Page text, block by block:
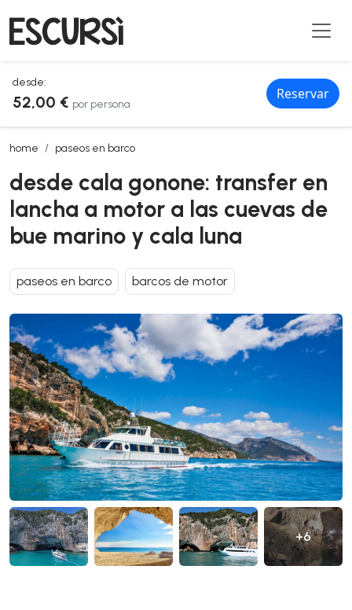
desde:
52,00 € por persona
Reservar
home paseos en barco
desde cala gonone: transfer en lancha a motor a las cuevas de bue
desde cala gonone: transfer en
lancha a motor a las cuevas de
bue marino y cala luna
paseos en barco barcos de motor
+6